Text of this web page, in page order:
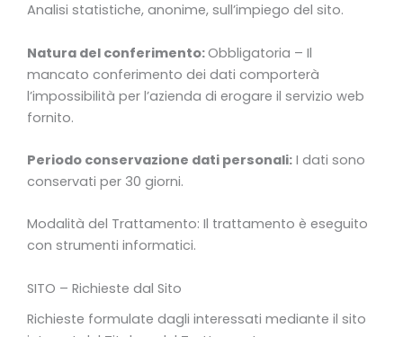
Analisi statistiche, anonime, sull’impiego del sito.
Natura del conferimento:Obbligatoria – Il
mancato conferimento dei dati comporterà
l’impossibilità per l’azienda di erogare il servizio web
fornito.
Periodo conservazione dati personali: I dati sono
conservati per 30 giorni.
Modalità del Trattamento: Il trattamento è eseguito
con strumenti informatici.
SITO – Richieste dal Sito
Richieste formulate dagli interessati mediante il sito